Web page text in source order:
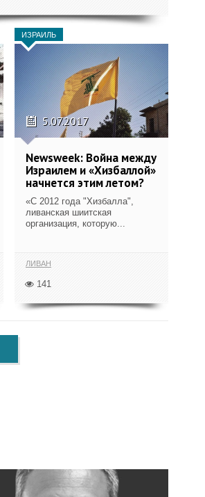
ИЗРАИЛЬ
5.07.2017
Newsweek: Война между
Израилем и «Хизбаллой»
начнется этим летом?
«С 2012 года "Хизбалла",
ливанская шиитская
организация, которую...
ЛИВАН
141